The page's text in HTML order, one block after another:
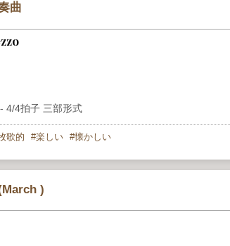
曲
4/4拍子 三部形式
歌的 楽しい 懐かしい
)